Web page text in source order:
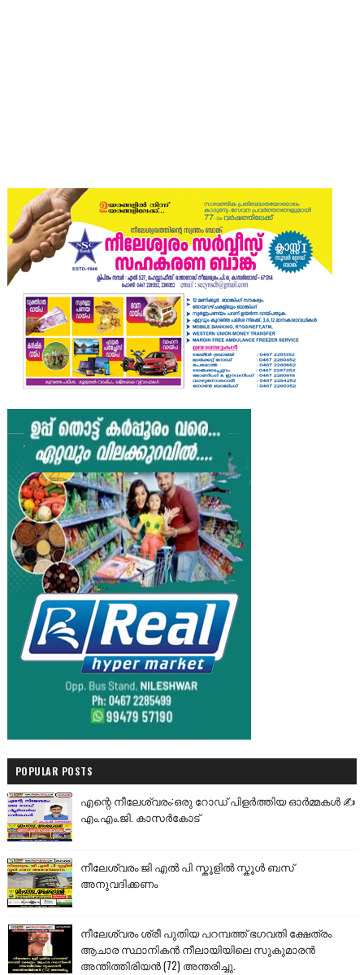
POPULAR POSTS
എന്റെ നീലേശ്വരം:ഒരു റോഡ് പിളർത്തിയ ഓർമ്മകൾ ✍️
എം.എം.ജി. കാസർകോട്
നീലേശ്വരം ജി എൽ പി സ്കൂളിൽ സ്കൂൾ ബസ്
അനുവദിക്കണം
നീലേശ്വരം ശ്രീ പുതിയ പറമ്പത്ത് ഭഗവതി ക്ഷേത്രം
ആചാര സ്ഥാനികൻ നീലായിയിലെ സുകുമാരൻ
അന്തിത്തിരിയൻ (72) അന്തരിച്ചു.